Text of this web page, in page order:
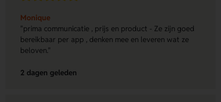
Monique
"prima communicatie , prijs en product - Ze zijn goed
bereikbaar per app , denken mee en leveren wat ze
beloven."
2 dagen geleden